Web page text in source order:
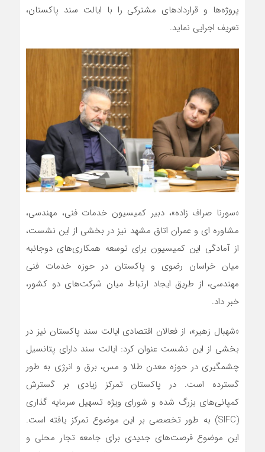
پروژه‌ها و قراردادهای مشترکی را با ایالت سند پاکستان،
تعریف اجرایی نماید.
«سورنا صراف زاده»، دبیر کمیسیون خدمات فنی، مهندسی،
مشاوره ای و عمران اتاق مشهد نیز در بخشی از این نشست،
از آمادگی این کمیسیون برای توسعه همکاری‌های دوجانبه
میان خراسان رضوی و پاکستان در حوزه خدمات فنی
مهندسی، از طریق ایجاد ارتباط میان شرکت‌های دو کشور،
خبر داد.
«شهبال زهیر»، از فعالان اقتصادی ایالت سند پاکستان نیز در
بخشی از این نشست عنوان کرد: ایالت سند دارای پتانسیل
چشمگیری در حوزه معدن طلا و مس، برق و انرژی به طور
گسترده است. در پاکستان تمرکز زیادی بر گسترش
کمپانی‌های بزرگ شده و شورای ویژه تسهیل سرمایه گذاری
(SIFC) به طور تخصصی بر این موضوع تمرکز یافته است.
این موضوع فرصت‌های جدیدی برای جامعه تجار محلی و